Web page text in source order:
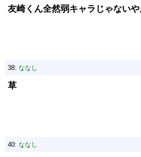
友崎くん全然弱キャラじゃないや
38: ななし
草
40: ななし